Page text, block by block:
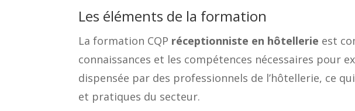
Les éléments de la formation
La formation CQP réceptionniste en hôtellerie est
connaissances et les compétences nécessaires pour
dispensée par des professionnels de l’hôtellerie, ce
et pratiques du secteur.